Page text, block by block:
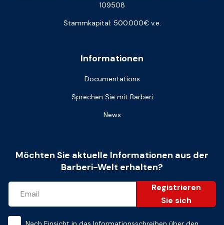
Informationen
Documentations
Sprechen Sie mit Barberi
News
109508
Stammkapital: 500.000€ v.e.
Möchten Sie aktuelle Informationen aus der
Barberi-Welt erhalten?
Registrieren
Sie sich